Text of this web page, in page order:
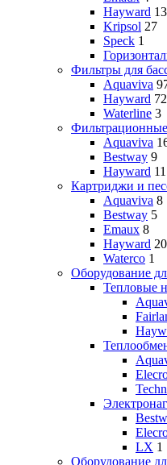
Hayward
Kripsol 27
Speck 1
Фильтры для
Aquaviva
Hayward 72
Waterline 3
Aquaviva
Bestway 9
Hayward 11
Картриджи и
Aquaviva 8
Bestway 5
Emaux 8
Hayward 20
Waterco 1
Оборудование
Тепловые
LX 1
Оборудование